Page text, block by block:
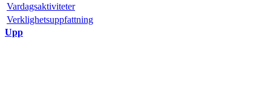
Vardagsaktiviteter
Verklighetsuppfattning
Upp